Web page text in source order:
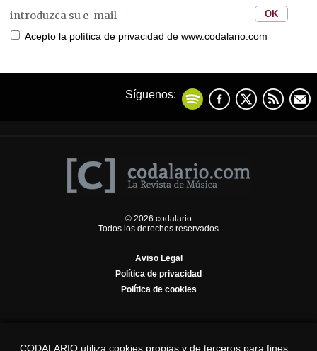
Acepto la política de privacidad de www.codalario.com
Síguenos:
© 2026 codalario
Todos los derechos reservados
Aviso Legal
Política de privacidad
Política de cookies
CODALARIO utiliza cookies propias y de terceros para fines